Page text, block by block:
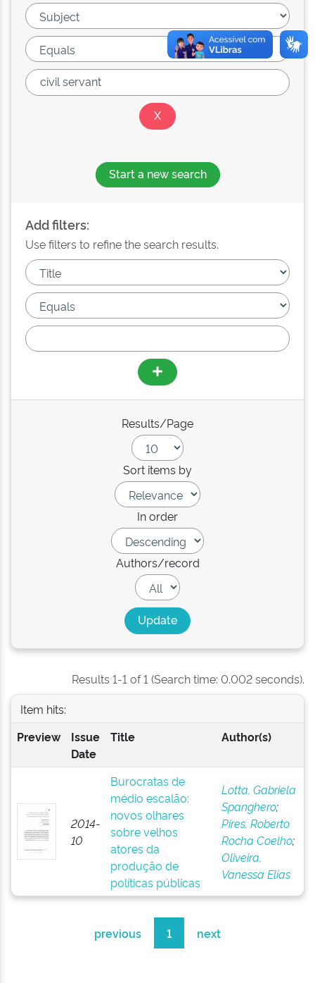
Start a new search
Add filters:
Use filters to refine the search results.
Results/Page
Sort items by
In order
Authors/record
Results 1-1 of 1 (Search time: 0.002 seconds).
Item hits:
Preview
Issue
Date
Title Author(s)
2014-
10
Burocratas de
médio escalão:
novos olhares
sobre velhos
atores da
produção de
políticas públicas
Lotta, Gabriela
Spanghero;
Pires, Roberto
Rocha Coelho;
Oliveira,
Vanessa Elias
previous 1 next